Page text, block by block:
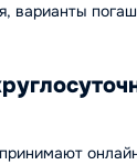
варианты